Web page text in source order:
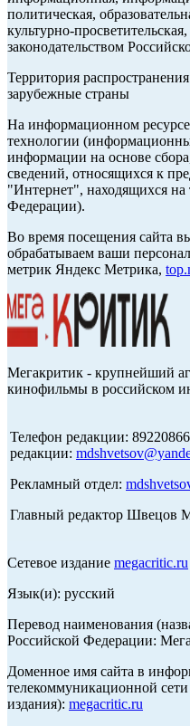
политическая,
культурно-
законодательством
Территория
зарубежные страны
На информационном
технологии
информации на основе
сведений, относящихся к
"Интернет", находящихся на
Федерации).
Во время посещения сайта
обрабатываем ваши
метрик Яндекс Метрика,
Мегакритик - крупнейший
кинофильмы в российском
Телефон редакции:
редакции:
Рекламный отдел:
Главный редактор Швецов
Сетевое издание megacritic.ru
Язык(и): русский
Перевод наименования
Российской Федерации:
Доменное имя сайта в
телекоммуникационной
издания): megacritic.ru